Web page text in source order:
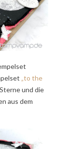
„to the
und die
aus dem